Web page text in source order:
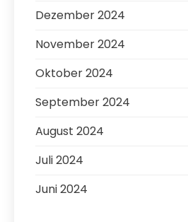
Dezember 2024
November 2024
Oktober 2024
September 2024
August 2024
Juli 2024
Juni 2024